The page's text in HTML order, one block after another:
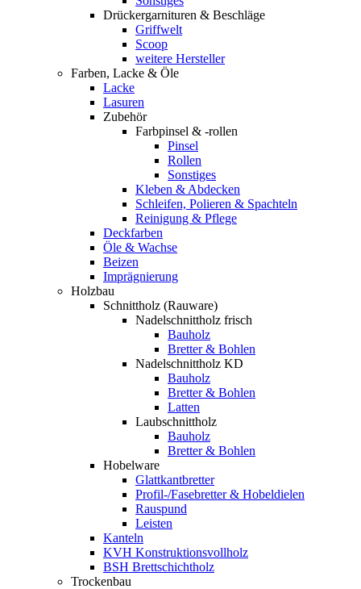
Drückergarnituren & Beschläge
Griffwelt
Scoop
weitere Hersteller
Farben, Lacke & Öle
Lacke
Lasuren
Zubehör
Farbpinsel & -rollen
Pinsel
Rollen
Sonstiges
Kleben & Abdecken
Schleifen, Polieren & Spachteln
Reinigung & Pflege
Deckfarben
Öle & Wachse
Beizen
Imprägnierung
Holzbau
Schnittholz (Rauware)
Nadelschnittholz frisch
Bauholz
Bretter & Bohlen
Nadelschnittholz KD
Bauholz
Bretter & Bohlen
Latten
Laubschnittholz
Bauholz
Bretter & Bohlen
Hobelware
Glattkantbretter
Profil-/Fasebretter & Hobeldielen
Rauspund
Leisten
Kanteln
KVH Konstruktionsvollholz
BSH Brettschichtholz
Trockenbau